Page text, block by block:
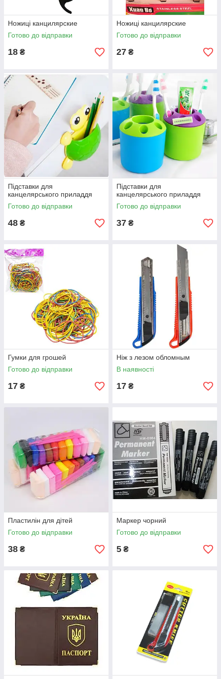
Ножиці канцилярские
Готово до відправки
18 ₴
Ножиці канцилярские
Готово до відправки
27 ₴
Підставки для
канцелярського приладдя
Готово до відправки
48 ₴
Підставки для
канцелярського приладдя
Готово до відправки
37 ₴
Гумки для грошей
Готово до відправки
17 ₴
Ніж з лезом обломным
В наявності
17 ₴
Пластилін для дітей
Готово до відправки
38 ₴
Маркер чорний
Готово до відправки
5 ₴